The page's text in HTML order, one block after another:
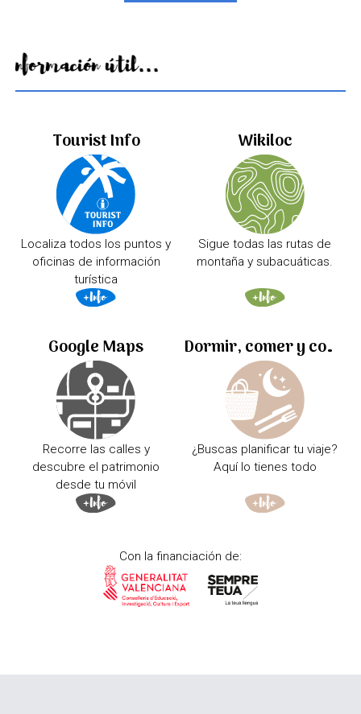
Información útil...
Tourist Info
Localiza todos los puntos y
oficinas de información
turística
Wikiloc
Sigue todas las rutas de
montaña y subacuáticas.
Google Maps
Recorre las calles y
descubre el patrimonio
desde tu móvil
Dormir, comer y comprar
¿Buscas planificar tu viaje?
Aquí lo tienes todo
Con la financiación de: